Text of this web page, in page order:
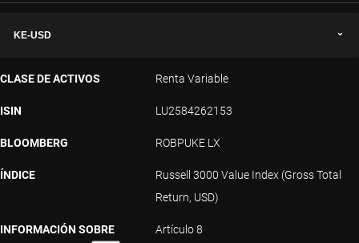
KE-USD
CLASE DE ACTIVOS Renta Variable
ISIN LU2584262153
BLOOMBERG ROBPUKE LX
ÍNDICE
Russell 3000 Value Index (Gross Total
Return, USD)
INFORMACIÓN SOBRE Artículo 8